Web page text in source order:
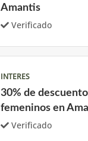
Amantis
Verificado
INTERES
30% de
femeninos en
Verificado